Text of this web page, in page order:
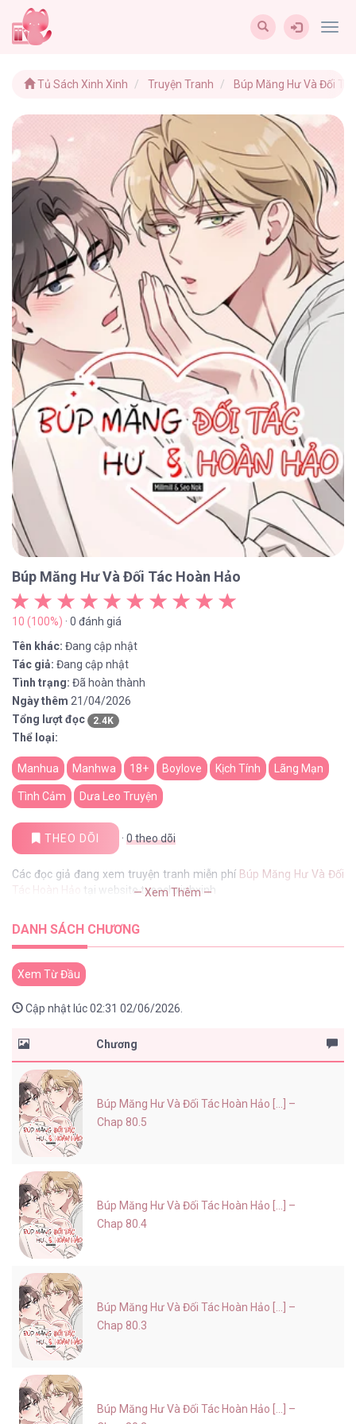
Tủ Sách Xinh Xinh Truyện Tranh Búp Măng Hư Và Đối
Búp Măng Hư Và Đối Tác Hoàn Hảo
10 (100%) · 0 đánh giá
Tên khác: Đang cập nhật
Tác giả: Đang cập nhật
Tình trạng: Đã hoàn thành
Ngày thêm 21/04/2026
Tổng lượt đọc
2.4K
Thể loại:
Manhua Manhwa 18+ Boylove Kịch Tính Lãng Mạn
Tình Cảm Dưa Leo Truyện
THEO DÕI · 0theo dõi
Các đọc giả đang xem truyện tranh miễn phí Búp Măng Hư Và Đối
Tác Hoàn Hảo
tại website tusachxinhxinh
— Xem Thêm —
DANH SÁCH CHƯƠNG
Xem Từ Đầu
Cập nhật lúc 02:31 02/06/2026.
Chương
Búp Măng Hư Và Đối Tác Hoàn Hảo [...] –
Chap 80.5
Búp Măng Hư Và Đối Tác Hoàn Hảo [...] –
Chap 80.4
Búp Măng Hư Và Đối Tác Hoàn Hảo [...] –
Chap 80.3
Búp Măng Hư Và Đối Tác Hoàn Hảo [...] –